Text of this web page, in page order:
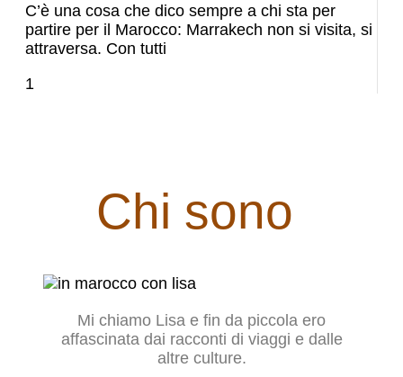
C’è una cosa che dico sempre a chi sta per
partire per il Marocco: Marrakech non si visita, si
attraversa. Con tutti
Chi sono
Mi chiamo Lisa e fin da piccola ero
affascinata dai racconti di viaggi e dalle
altre culture.